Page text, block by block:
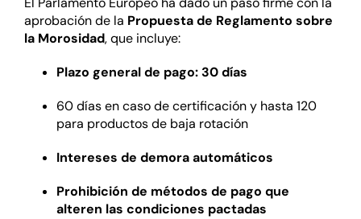
aprobación de la Propuesta de Reglamento sobre
la Morosidad, que incluye:
Plazo general de pago: 30 días
60 días en caso de certificación y hasta 120
para productos de baja rotación
Intereses de demora automáticos
Prohibición de métodos de pago que
alteren las condiciones pactadas